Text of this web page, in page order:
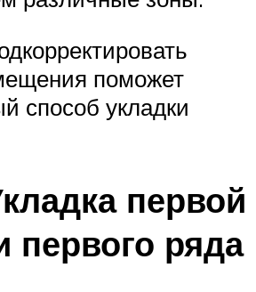
поможет
способ укладки
первой
первого ряда